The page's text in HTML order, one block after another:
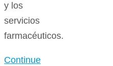
y los
servicios
farmacéuticos.
Continue